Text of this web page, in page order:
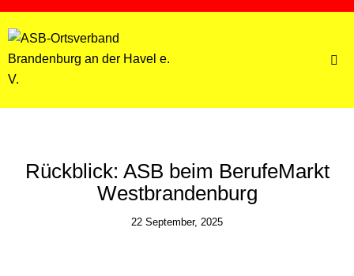
Rückblick: ASB beim BerufeMarkt
Westbrandenburg
22 September, 2025